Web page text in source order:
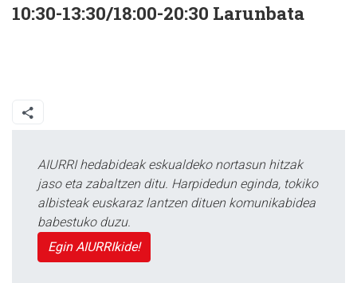
10:30-13:30/18:00-20:30 Larunbata
AIURRI hedabideak eskualdeko nortasun hitzak
jaso eta zabaltzen ditu. Harpidedun eginda, tokiko
albisteak euskaraz lantzen dituen komunikabidea
babestuko duzu.
Egin AIURRIkide!